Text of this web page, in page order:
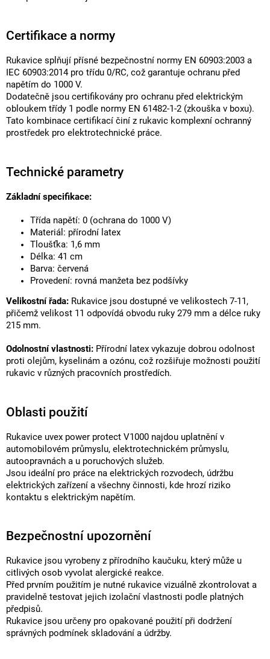
Certifikace a normy
Rukavice splňují přísné bezpečnostní normy EN 60903:2003 a
IEC 60903:2014 pro třídu 0/RC, což garantuje ochranu před
napětím do 1000 V.
Dodatečně jsou certifikovány pro ochranu před elektrickým
obloukem třídy 1 podle normy EN 61482-1-2 (zkouška v boxu).
Tato kombinace certifikací činí z rukavic komplexní ochranný
prostředek pro elektrotechnické práce.
Technické parametry
Základní specifikace:
Třída napětí: 0 (ochrana do 1000 V)
Materiál: přírodní latex
Tloušťka: 1,6 mm
Délka: 41 cm
Barva: červená
Provedení: rovná manžeta bez podšívky
Velikostní řada: Rukavice jsou dostupné ve velikostech 7-11,
přičemž velikost 11 odpovídá obvodu ruky 279 mm a délce ruky
215 mm.
Odolnostní vlastnosti: Přírodní latex vykazuje dobrou odolnost
proti olejům, kyselinám a ozónu, což rozšiřuje možnosti použití
rukavic v různých pracovních prostředích.
Oblasti použití
Rukavice uvex power protect V1000 najdou uplatnění v
automobilovém průmyslu, elektrotechnickém průmyslu,
autoopravnách a u poruchových služeb.
Jsou ideální pro práce na elektrických rozvodech, údržbu
elektrických zařízení a všechny činnosti, kde hrozí riziko
kontaktu s elektrickým napětím.
Bezpečnostní upozornění
Rukavice jsou vyrobeny z přírodního kaučuku, který může u
citlivých osob vyvolat alergické reakce.
Před prvním použitím je nutné rukavice vizuálně zkontrolovat a
pravidelně testovat jejich izolační vlastnosti podle platných
předpisů.
Rukavice jsou určeny pro opakované použití při dodržení
správných podmínek skladování a údržby.